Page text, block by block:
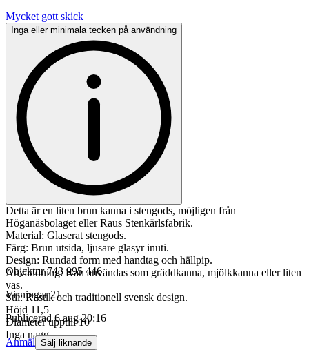
Mycket gott skick
Inga eller minimala tecken på användning
Detta är en liten brun kanna i stengods, möjligen från
Höganäsbolaget eller Raus Stenkärlsfabrik.
Material: Glaserat stengods.
Färg: Brun utsida, ljusare glasyr inuti.
Design: Rundad form med handtag och hällpip.
Användning: Kan användas som gräddkanna, mjölkkanna eller liten
vas.
Stil: Rustik och traditionell svensk design.
Höjd 11,5
Diameter upptill 10
Inga nagg
Objektnr 743 995 446
Visningar 21
Publicerad 6 aug 20:16
Anmäl Sälj liknande